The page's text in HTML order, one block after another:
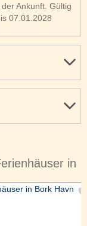
Ankunft. Gültig
07.01.2028
in